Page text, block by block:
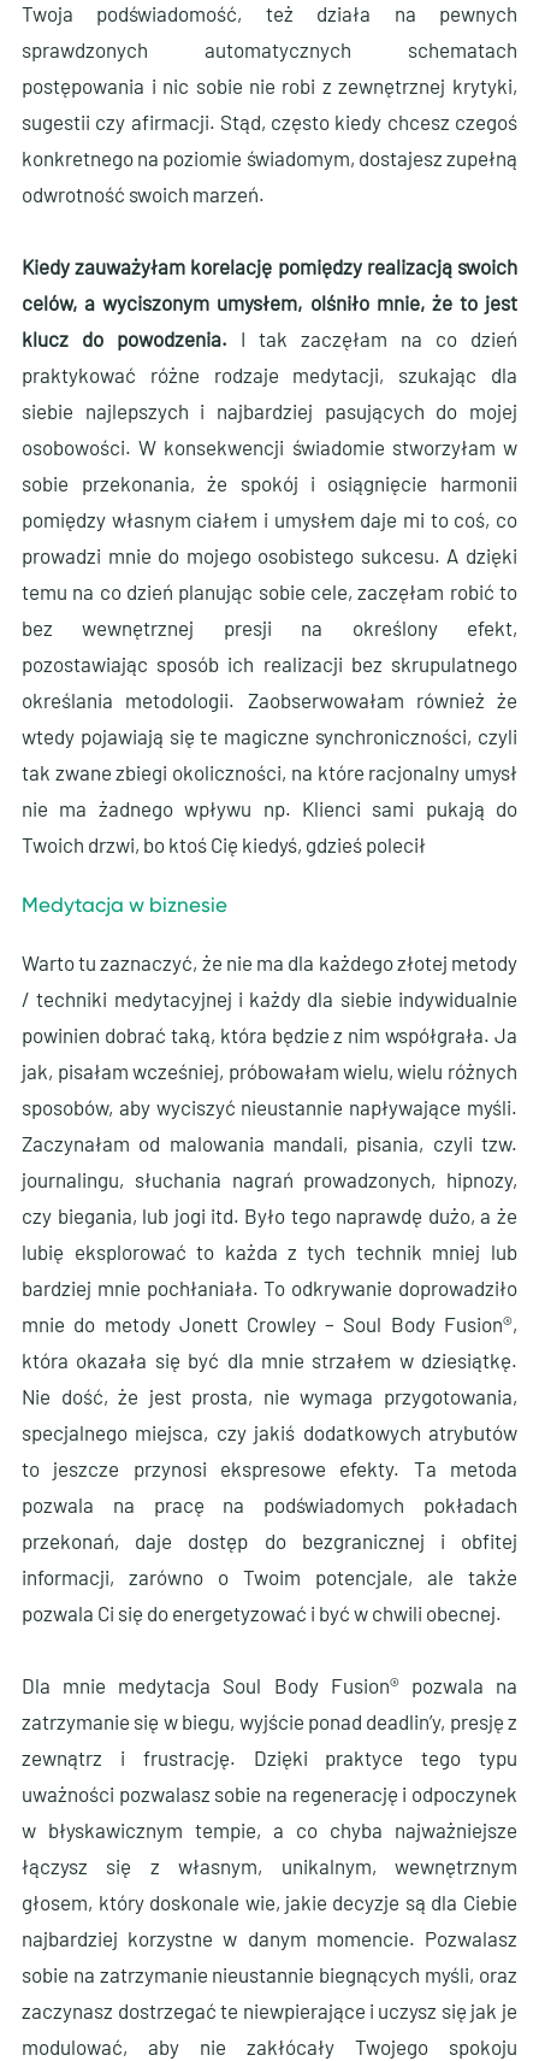
Twoja podświadomość, też działa na pewnych
sprawdzonych automatycznych schematach
postępowania i nic sobie nie robi z zewnętrznej krytyki,
sugestii czy afirmacji. Stąd, często kiedy chcesz czegoś
konkretnego na poziomie świadomym, dostajesz zupełną
odwrotność swoich marzeń.
Kiedy zauważyłam korelację pomiędzy realizacją swoich
celów, a wyciszonym umysłem, olśniło mnie, że to jest
klucz do powodzenia. I tak zaczęłam na co dzień
praktykować różne rodzaje medytacji, szukając dla
siebie najlepszych i najbardziej pasujących do mojej
osobowości. W konsekwencji świadomie stworzyłam w
sobie przekonania, że spokój i osiągnięcie harmonii
pomiędzy własnym ciałem i umysłem daje mi to coś, co
prowadzi mnie do mojego osobistego sukcesu. A dzięki
temu na co dzień planując sobie cele, zaczęłam robić to
bez wewnętrznej presji na określony efekt,
pozostawiając sposób ich realizacji bez skrupulatnego
określania metodologii. Zaobserwowałam również że
wtedy pojawiają się te magiczne synchroniczności, czyli
tak zwane zbiegi okoliczności, na które racjonalny umysł
nie ma żadnego wpływu np. Klienci sami pukają do
Twoich drzwi, bo ktoś Cię kiedyś, gdzieś polecił
Medytacja w biznesie
Warto tu zaznaczyć, że nie ma dla każdego złotej metody
/ techniki medytacyjnej i każdy dla siebie indywidualnie
powinien dobrać taką, która będzie z nim współgrała. Ja
jak, pisałam wcześniej, próbowałam wielu, wielu różnych
sposobów, aby wyciszyć nieustannie napływające myśli.
Zaczynałam od malowania mandali, pisania, czyli tzw.
journalingu, słuchania nagrań prowadzonych, hipnozy,
czy biegania, lub jogi itd. Było tego naprawdę dużo, a że
lubię eksplorować to każda z tych technik mniej lub
bardziej mnie pochłaniała. To odkrywanie doprowadziło
mnie do metody Jonett Crowley – Soul Body Fusion®,
która okazała się być dla mnie strzałem w dziesiątkę.
Nie dość, że jest prosta, nie wymaga przygotowania,
specjalnego miejsca, czy jakiś dodatkowych atrybutów
to jeszcze przynosi ekspresowe efekty. Ta metoda
pozwala na pracę na podświadomych pokładach
przekonań, daje dostęp do bezgranicznej i obfitej
informacji, zarówno o Twoim potencjale, ale także
pozwala Ci się do energetyzować i być w chwili obecnej.
Dla mnie medytacja Soul Body Fusion® pozwala na
zatrzymanie się w biegu, wyjście ponad deadlin’y, presję z
zewnątrz i frustrację. Dzięki praktyce tego typu
uważności pozwalasz sobie na regenerację i odpoczynek
w błyskawicznym tempie, a co chyba najważniejsze
łączysz się z własnym, unikalnym, wewnętrznym
głosem, który doskonale wie, jakie decyzje są dla Ciebie
najbardziej korzystne w danym momencie. Pozwalasz
sobie na zatrzymanie nieustannie biegnących myśli, oraz
zaczynasz dostrzegać te niewpierające i uczysz się jak je
modulować, aby nie zakłócały Twojego spokoju